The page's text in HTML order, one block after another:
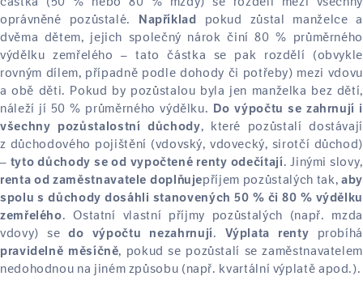
oprávněné pozůstalé.
Například pokud zůstal manželce a
dvěma dětem, jejich společný nárok činí 80 % průměrného
výdělku zemřelého – tato částka se pak rozdělí (obvykle
rovným dílem, případně podle dohody či potřeby) mezi vdovu
a obě děti. Pokud by pozůstalou byla jen manželka bez dětí,
náleží jí 50 % průměrného výdělku. Do výpočtu se zahrnují i
všechny pozůstalostní důchody, které pozůstalí dostávají
z důchodového pojištění (vdovský, vdovecký, sirotčí důchod)
– tyto důchody se od vypočtené renty odečítají. Jinými slovy,
renta od zaměstnavatele doplňujepříjem pozůstalých tak,aby
spolu s důchody dosáhli stanovených 50 % či 80 % výdělku
zemřelého. Ostatní vlastní příjmy pozůstalých (např. mzda
vdovy) sedo výpočtu nezahrnují. Výplata renty probíhá
pravidelně měsíčně, pokud se pozůstalí se zaměstnavatelem
nedohodnou na jiném způsobu (např. kvartální výplatě apod.).